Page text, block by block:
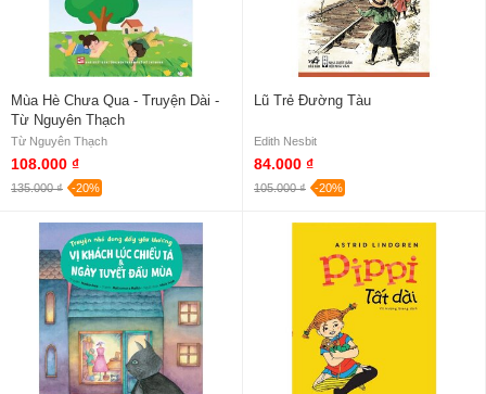
Mùa Hè Chưa Qua - Truyện Dài -
Từ Nguyên Thạch
Từ Nguyên Thạch
108.000 ₫
135.000 ₫ -20%
Lũ Trẻ Đường Tàu
Edith Nesbit
84.000 ₫
105.000 ₫ -20%